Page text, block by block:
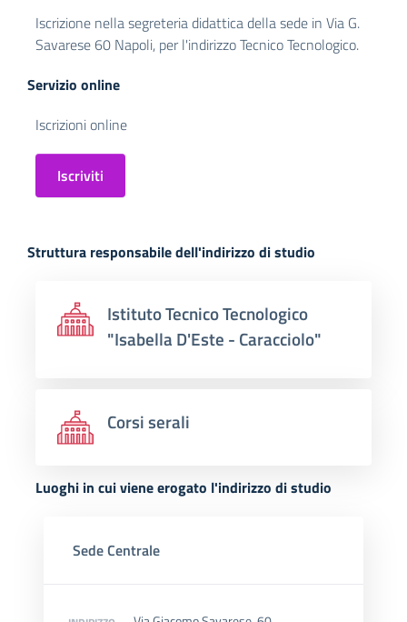
Iscrizione nella segreteria didattica della sede in Via G.
Savarese 60 Napoli, per l'indirizzo Tecnico Tecnologico.
Servizio online
Iscrizioni online
Iscriviti
Struttura responsabile dell'indirizzo di studio
Istituto Tecnico Tecnologico
"Isabella D'Este - Caracciolo"
Corsi serali
Luoghi in cui viene erogato l'indirizzo di studio
Sede Centrale